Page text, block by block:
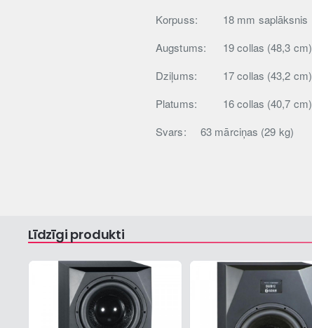
Korpuss:
18 mm saplāksnis
Augstums:
19 collas (48,3 cm)
Dziļums:
17 collas (43,2 cm)
Platums:
16 collas (40,7 cm)
Svars:
63 mārciņas (29 kg)
Līdzīgi produkti